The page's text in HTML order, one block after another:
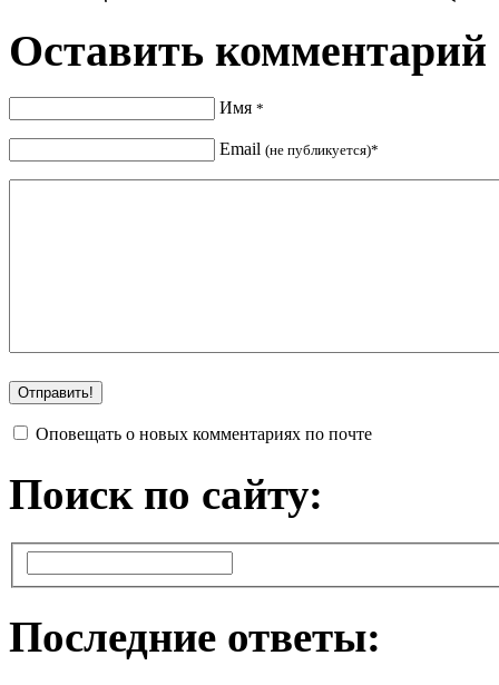
Оставить комментарий
Имя *
Email (не публикуется)*
Оповещать о новых комментариях по почте
Поиск по сайту:
Последние ответы: